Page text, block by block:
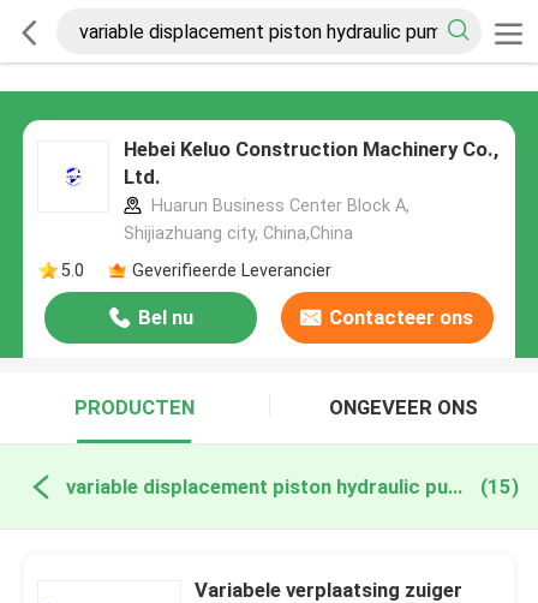
Hebei Keluo Construction Machinery Co.,
Ltd.
Huarun Business Center Block A,
Shijiazhuang city, China,China
5.0
Geverifieerde Leverancier
Bel nu Contacteer ons
PRODUCTEN ONGEVEER ONS
variable displacement piston hydraulic pump online fabricage (15)
Variabele verplaatsing zuiger